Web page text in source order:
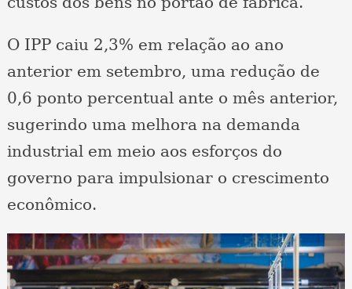
O IPP caiu 2,3% em relação ao ano
anterior em setembro, uma redução de
0,6 ponto percentual ante o mês anterior,
sugerindo uma melhora na demanda
industrial em meio aos esforços do
governo para impulsionar o crescimento
econômico.